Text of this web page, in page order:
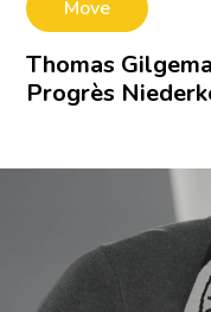
Move
Thomas
Progrès